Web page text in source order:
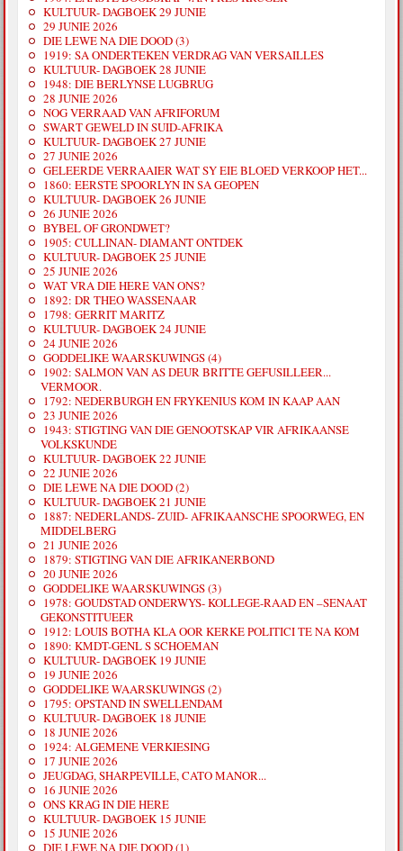
KULTUUR- DAGBOEK 29 JUNIE
29 JUNIE 2026
DIE LEWE NA DIE DOOD (3)
1919: SA ONDERTEKEN VERDRAG VAN VERSAILLES
KULTUUR- DAGBOEK 28 JUNIE
1948: DIE BERLYNSE LUGBRUG
28 JUNIE 2026
NOG VERRAAD VAN AFRIFORUM
SWART GEWELD IN SUID-AFRIKA
KULTUUR- DAGBOEK 27 JUNIE
27 JUNIE 2026
GELEERDE VERRAAIER WAT SY EIE BLOED VERKOOP HET...
1860: EERSTE SPOORLYN IN SA GEOPEN
KULTUUR- DAGBOEK 26 JUNIE
26 JUNIE 2026
BYBEL OF GRONDWET?
1905: CULLINAN- DIAMANT ONTDEK
KULTUUR- DAGBOEK 25 JUNIE
25 JUNIE 2026
WAT VRA DIE HERE VAN ONS?
1892: DR THEO WASSENAAR
1798: GERRIT MARITZ
KULTUUR- DAGBOEK 24 JUNIE
24 JUNIE 2026
GODDELIKE WAARSKUWINGS (4)
1902: SALMON VAN AS DEUR BRITTE GEFUSILLEER...
VERMOOR.
1792: NEDERBURGH EN FRYKENIUS KOM IN KAAP AAN
23 JUNIE 2026
1943: STIGTING VAN DIE GENOOTSKAP VIR AFRIKAANSE
VOLKSKUNDE
KULTUUR- DAGBOEK 22 JUNIE
22 JUNIE 2026
DIE LEWE NA DIE DOOD (2)
KULTUUR- DAGBOEK 21 JUNIE
1887: NEDERLANDS- ZUID- AFRIKAANSCHE SPOORWEG, EN
MIDDELBERG
21 JUNIE 2026
1879: STIGTING VAN DIE AFRIKANERBOND
20 JUNIE 2026
GODDELIKE WAARSKUWINGS (3)
1978: GOUDSTAD ONDERWYS- KOLLEGE-RAAD EN –SENAAT
GEKONSTITUEER
1912: LOUIS BOTHA KLA OOR KERKE POLITICI TE NA KOM
1890: KMDT-GENL S SCHOEMAN
KULTUUR- DAGBOEK 19 JUNIE
19 JUNIE 2026
GODDELIKE WAARSKUWINGS (2)
1795: OPSTAND IN SWELLENDAM
KULTUUR- DAGBOEK 18 JUNIE
18 JUNIE 2026
1924: ALGEMENE VERKIESING
17 JUNIE 2026
JEUGDAG, SHARPEVILLE, CATO MANOR...
16 JUNIE 2026
ONS KRAG IN DIE HERE
KULTUUR- DAGBOEK 15 JUNIE
15 JUNIE 2026